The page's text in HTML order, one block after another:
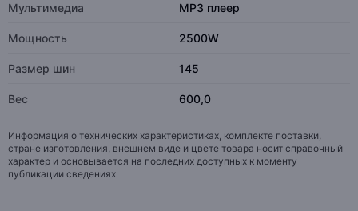
Мультимедиа MP3 плеер
Мощность 2500W
Размер шин 145
Вес 600,0
Информация о технических характеристиках, комплекте поставки,
стране изготовления, внешнем виде и цвете товара носит справочный
характер и основывается на последних доступных к моменту
публикации сведениях